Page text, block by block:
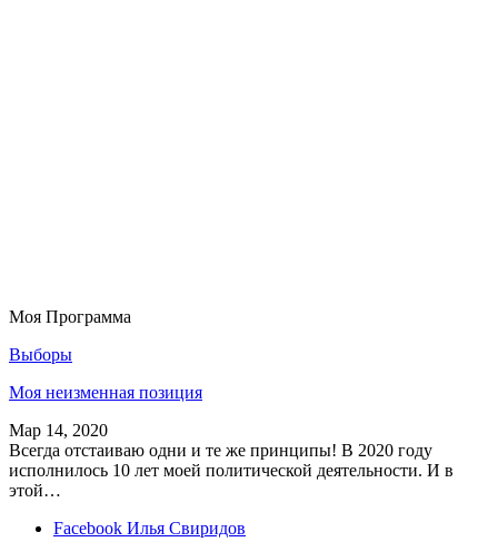
Моя Программа
Выборы
Моя неизменная позиция
Мар 14, 2020
Всегда отстаиваю одни и те же принципы! В 2020 году
исполнилось 10 лет моей политической деятельности. И в
этой…
Facebook Илья Свиридов